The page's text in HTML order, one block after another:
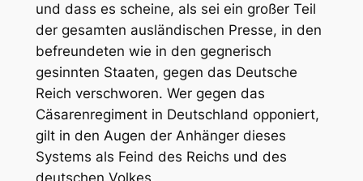
und dass es scheine, als sei ein großer Teil
der gesamten ausländischen Presse, in den
befreundeten wie in den gegnerisch
gesinnten Staaten, gegen das Deutsche
Reich verschworen. Wer gegen das
Cäsarenregiment in Deutschland opponiert,
gilt in den Augen der Anhänger dieses
Systems als Feind des Reichs und des